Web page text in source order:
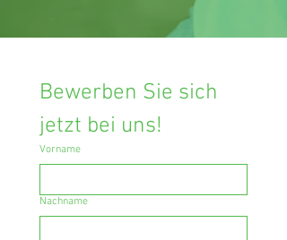
Bewerben Sie sich
jetzt bei uns!
Vorname
Nachname